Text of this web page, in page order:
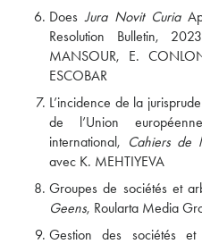
DoesJura Novit Curia
Resolution Bulletin,
MANSOUR, E.
ESCOBAR
L’incidence de la
de l’Union
international, Cahiers de
avec K. MEHTIYEVA
Groupes de sociétés et
Geens, Roularta Media
Gestion des sociétés